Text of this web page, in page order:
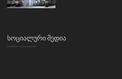
ᲡᲝᲪᲘᲐᲚᲣᲠᲘ ᲛᲔᲓᲘᲐ